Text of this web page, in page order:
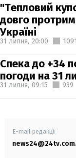
"Тепловий
довго
Україні
31 липня, 20:00
Спека до +34
погоди на 31
31 липня, 09:15 939
E-mail редакції